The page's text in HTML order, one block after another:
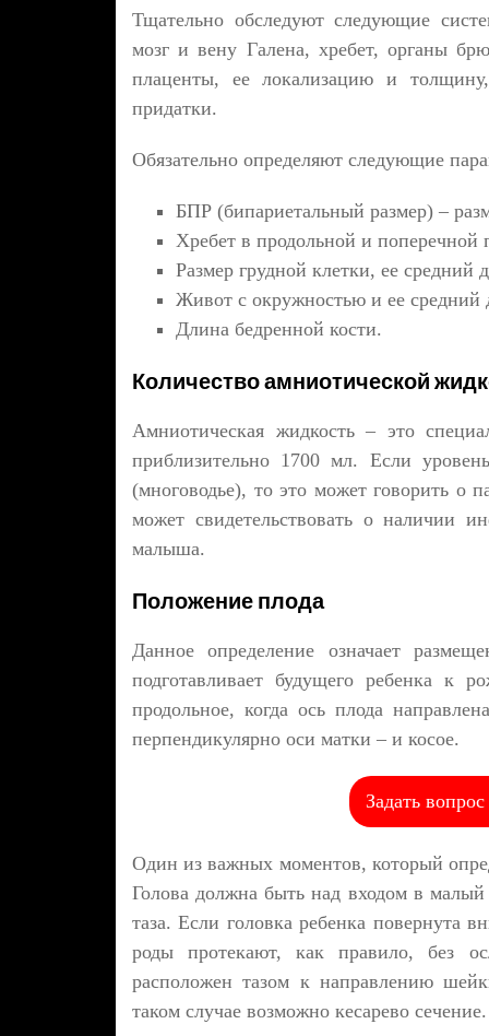
Тщательно обследуют следующие
мозг и вену Галена, хребет, органы
плаценты, ее локализацию и
придатки.
Обязательно определяют следующие
БПР (бипариетальный размер) –
Хребет в продольной и поперечной
Размер грудной клетки, ее средний
Живот с окружностью и ее средний
Длина бедренной кости.
Количество амниотической
Амниотическая жидкость – это
приблизительно 1700 мл. Если
(многоводье), то это может говорить о
может свидетельствовать о наличии
малыша.
Положение плода
Данное определение означает
подготавливает будущего ребенка к
продольное, когда ось плода
перпендикулярно оси матки – и косое.
Задать
Один из важных моментов, который
Голова должна быть над входом в малый
таза. Если головка ребенка повернута
роды протекают, как правило, без
расположен тазом к направлению
таком случае возможно кесарево сечение.